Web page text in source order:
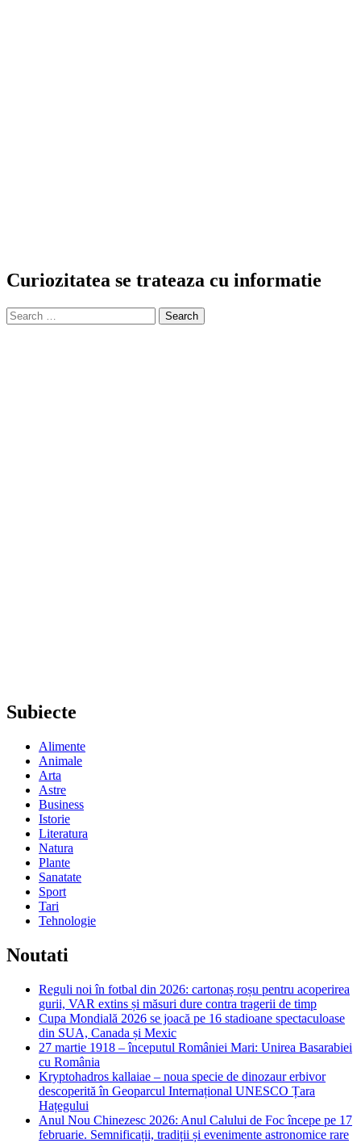
Curiozitatea se trateaza cu informatie
Search
for:
Subiecte
Alimente
Animale
Arta
Astre
Business
Istorie
Literatura
Natura
Plante
Sanatate
Sport
Tari
Tehnologie
Noutati
Reguli noi în fotbal din 2026: cartonaș roșu pentru acoperirea
gurii, VAR extins și măsuri dure contra tragerii de timp
Cupa Mondială 2026 se joacă pe 16 stadioane spectaculoase
din SUA, Canada și Mexic
27 martie 1918 – începutul României Mari: Unirea Basarabiei
cu România
Kryptohadros kallaiae – noua specie de dinozaur erbivor
descoperită în Geoparcul Internațional UNESCO Țara
Hațegului
Anul Nou Chinezesc 2026: Anul Calului de Foc începe pe 17
februarie. Semnificații, tradiții și evenimente astronomice rare